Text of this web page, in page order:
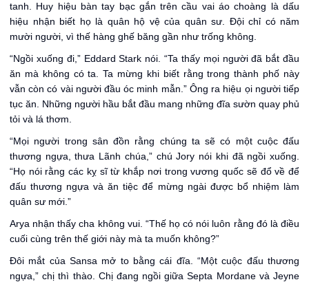
tanh. Huy hiệu bàn tay bạc gắn trên cầu vai áo choàng là dấu
hiệu nhận biết họ là quân hộ vệ của quân sư. Đội chỉ có năm
mười người, vì thế hàng ghế băng gần như trống không.
“Ngồi xuống đi,” Eddard Stark nói. “Ta thấy mọi người đã bắt đầu
ăn mà không có ta. Ta mừng khi biết rằng trong thành phố này
vẫn còn có vài người đầu óc minh mẫn.” Ông ra hiệu ọi người tiếp
tục ăn. Những người hầu bắt đầu mang những đĩa sườn quay phủ
tỏi và lá thơm.
“Mọi người trong sân đồn rằng chúng ta sẽ có một cuộc đấu
thương ngựa, thưa Lãnh chúa,” chú Jory nói khi đã ngồi xuống.
“Họ nói rằng các kỵ sĩ từ khắp nơi trong vương quốc sẽ đổ về để
đấu thương ngựa và ăn tiệc để mừng ngài được bổ nhiệm làm
quân sư mới.”
Arya nhận thấy cha không vui. “Thế họ có nói luôn rằng đó là điều
cuối cùng trên thế giới này mà ta muốn không?”
Đôi mắt của Sansa mở to bằng cái đĩa. “Một cuộc đấu thương
ngựa,” chị thì thào. Chị đang ngồi giữa Septa Mordane và Jeyne